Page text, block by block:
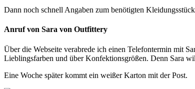
Dann noch schnell Angaben zum benötigten
Anruf von Sara von Outfittery
Über die Webseite verabrede ich einen Telefontermin mit
Lieblingsfarben und über Konfektionsgrößen. Denn Sara
Eine Woche später kommt ein weißer Karton mit der Post.